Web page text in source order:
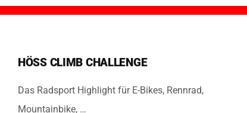
HÖSS CLIMB CHALLENGE
Das Radsport Highlight für E-Bikes, Rennrad,
Mountainbike, …